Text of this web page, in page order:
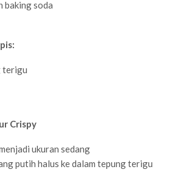
baking soda
terigu
Crispy
ukuran sedang
putih halus ke dalam tepung terigu